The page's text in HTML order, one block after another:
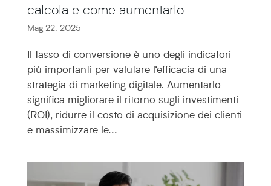
calcola e come aumentarlo
Mag 22, 2025
Il tasso di conversione è uno degli indicatori
più importanti per valutare l’efficacia di una
strategia di marketing digitale. Aumentarlo
significa migliorare il ritorno sugli investimenti
(ROI), ridurre il costo di acquisizione dei clienti
e massimizzare le...